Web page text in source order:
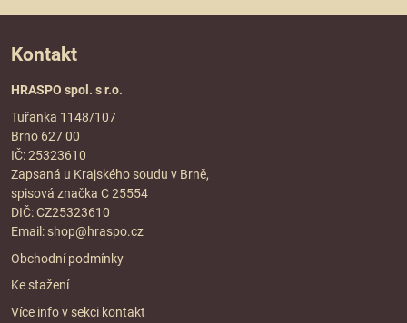
Kontakt
HRASPO spol. s r.o.
Tuřanka 1148/107
Brno 627 00
IČ: 25323610
Zapsaná u Krajského soudu v Brně,
spisová značka C 25554
DIČ: CZ25323610
Email: shop@hraspo.cz
Obchodní podmínky
Ke stažení
Více info v sekci kontakt